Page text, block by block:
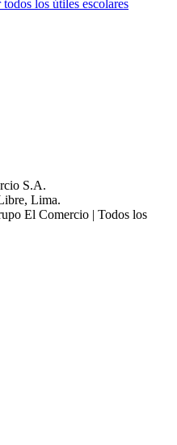
S.A.
Lima.
El Comercio | Todos los